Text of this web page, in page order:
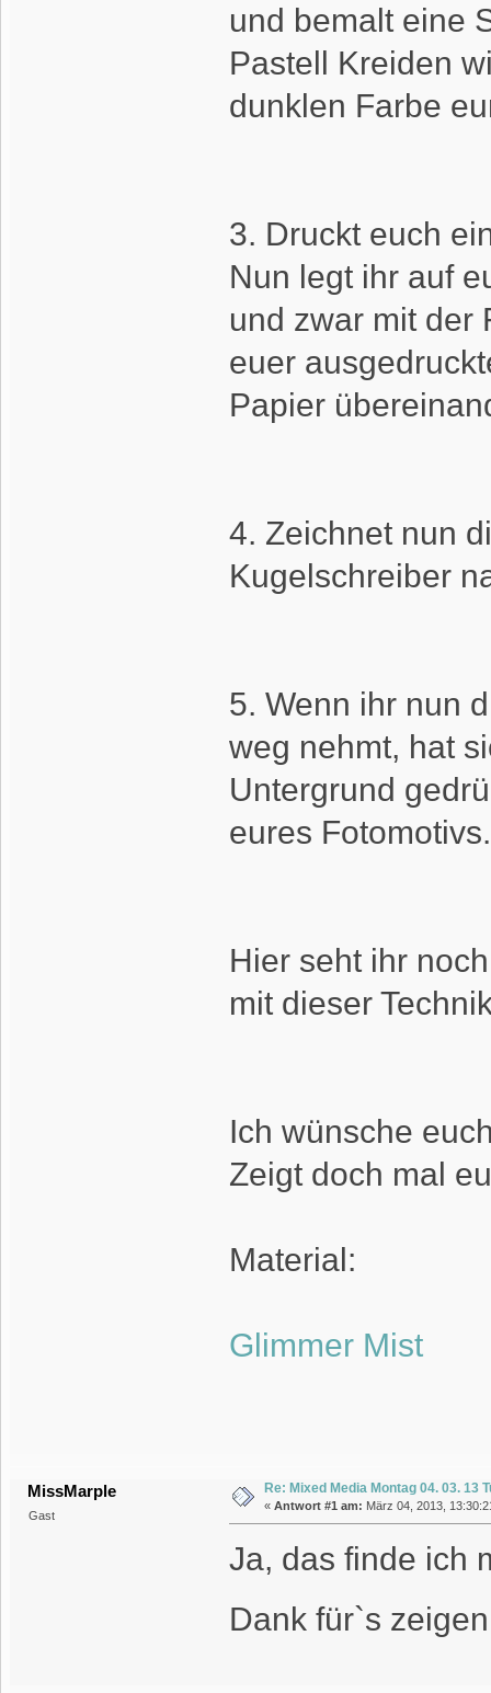
und bemalt eine
Pastell Kreiden
dunklen Farbe
3. Druckt euch
Nun legt ihr auf
und zwar mit der
euer
Papier
4. Zeichnet nun
Kugelschreiber
5. Wenn ihr nun
weg nehmt, hat
Untergrund
eures
Hier seht ihr
mit dieser
Ich wünsche
Zeigt doch mal
Material:
Glimmer Mist
MissMarple
Gast
Re: Mixed Media Montag 04. 03. 13
« Antwort #1 am: März 04, 2013,
Ja, das finde ich
Dank für`s